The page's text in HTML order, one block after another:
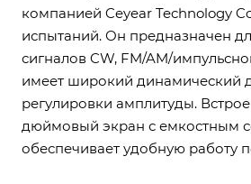
компанией Ceyear Technology
испытаний. Он предназначен
сигналов CW, FM/AM/
имеет широкий динамический
регулировки амплитуды.
дюймовый экран с емкостным
обеспечивает удобную работу